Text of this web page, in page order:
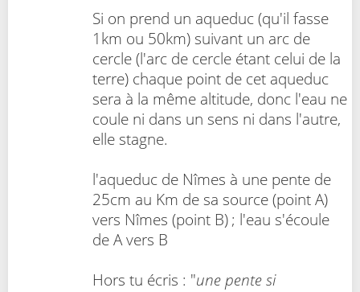
Si on prend un aqueduc (qu'il fasse
1km ou 50km) suivant un arc de
cercle (l'arc de cercle étant celui de la
terre) chaque point de cet aqueduc
sera à la même altitude, donc l'eau ne
coule ni dans un sens ni dans l'autre,
elle stagne.
l'aqueduc de Nîmes à une pente de
25cm au Km de sa source (point A)
vers Nîmes (point B) ; l'eau s'écoule
de A vers B
Hors tu écris : "une pente si